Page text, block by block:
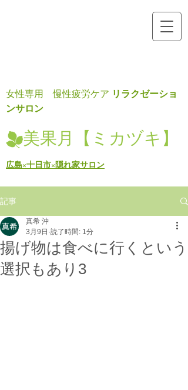
女性専用 慢性疲労ケア リラクゼーショ
ンサロン
美果月【ミカヅキ】
広島×十日市×隠れ家サロン
記事
揚げ物は食べに行くという
選択もあり3
真希 沖
3月9日 読了時間: 1分